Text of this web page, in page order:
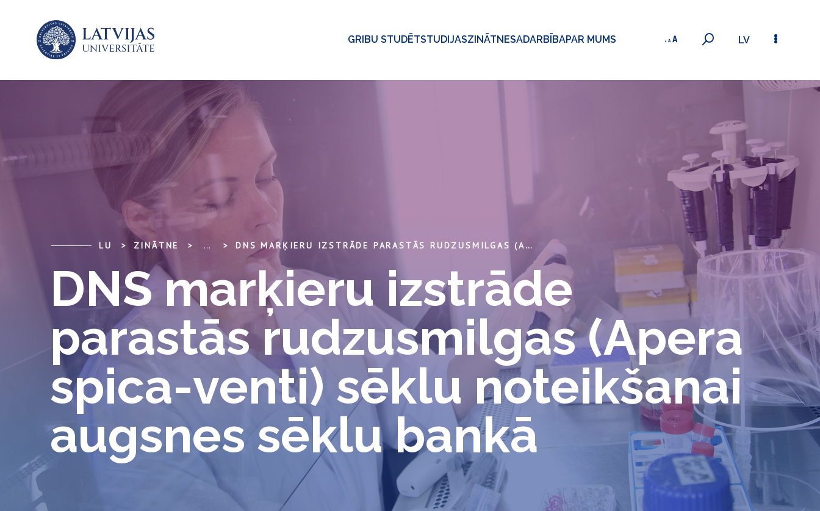
GRIBU STUDĒTSTUDIJASZINĀTNESADARBĪBAPAR MUMS LV
LU ZINĀTNE ... DNS MARĶIERU IZSTRĀDE PARASTĀS RUDZUSMILGAS (APERA SPICA-VENTI) SĒKLU NOTEIKŠANAI AUGSNES SĒKLU BANKĀ
DNS marķieru izstrāde
parastās rudzusmilgas (Apera
spica-venti) sēklu noteikšanai
augsnes sēklu bankā